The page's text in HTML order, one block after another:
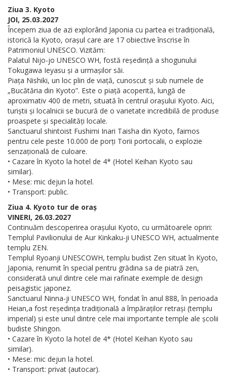
Ziua 3. Kyoto
JOI, 25.03.2027
Începem ziua de azi explorând Japonia cu partea ei tradițională,
istorică la Kyoto, orașul care are 17 obiective înscrise în
Patrimoniul UNESCO. Vizităm:
Palatul Nijo-jo UNESCO WH, fostă reședință a shogunului
Tokugawa Ieyasu și a urmașilor săi.
Piața Nishiki, un loc plin de viață, cunoscut și sub numele de
„Bucătăria din Kyoto”. Este o piață acoperită, lungă de
aproximativ 400 de metri, situată în centrul orașului Kyoto. Aici,
turiștii și localnicii se bucură de o varietate incredibilă de produse
proaspete și specialități locale.
Sanctuarul shintoist Fushimi Inari Taisha din Kyoto, faimos
pentru cele peste 10.000 de porți Torii portocalii, o explozie
senzațională de culoare.
• Cazare în Kyoto la hotel de 4* (Hotel Keihan Kyoto sau
similar).
• Mese: mic dejun la hotel.
• Transport: public.
Ziua 4. Kyoto tur de oraș
VINERI, 26.03.2027
Continuăm descoperirea orașului Kyoto, cu următoarele opriri:
Templul Pavilionului de Aur Kinkaku-ji UNESCO WH, actualmente
templu ZEN.
Templul Ryoanji UNESCOWH, templu budist Zen situat în Kyoto,
Japonia, renumit în special pentru grădina sa de piatră zen,
considerată unul dintre cele mai rafinate exemple de design
peisagistic japonez.
Sanctuarul Ninna-ji UNESCO WH, fondat în anul 888, în perioada
Heian,a fost reședința tradițională a împăraților retrași (templu
imperial) și este unul dintre cele mai importante temple ale școlii
budiste Shingon.
• Cazare în Kyoto la hotel de 4* (Hotel Keihan Kyoto sau
similar).
• Mese: mic dejun la hotel.
• Transport: privat (autocar).